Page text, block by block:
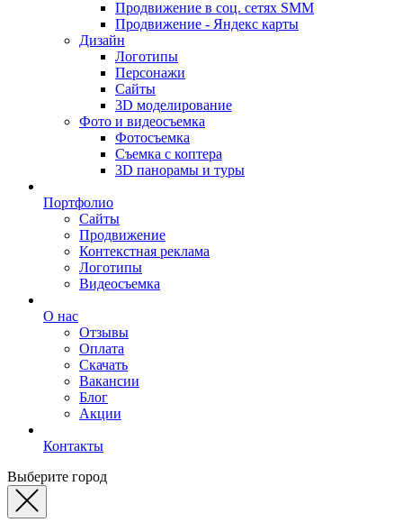
Продвижение в соц. сетях SMM
Продвижение - Яндекс карты
Дизайн
Логотипы
Персонажи
Сайты
3D моделирование
Фото и видеосъемка
Фотосъемка
Съемка с коптера
3D панорамы и туры
Портфолио
Сайты
Продвижение
Контекстная реклама
Логотипы
Видеосъемка
О нас
Отзывы
Оплата
Скачать
Вакансии
Блог
Акции
Контакты
Выберите город